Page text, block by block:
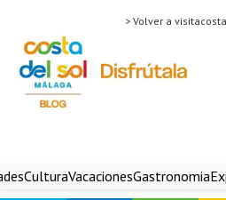
> Volver a
CulturaVacacionesGastronomia